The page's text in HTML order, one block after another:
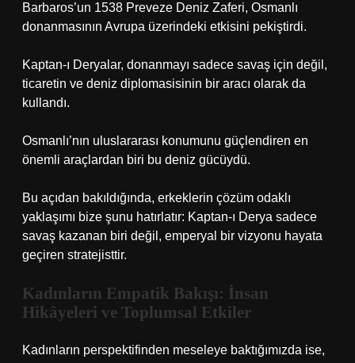
Barbaros’un 1538 Preveze Deniz Zaferi, Osmanlı
donanmasının Avrupa üzerindeki etkisini pekiştirdi.
Kaptan-ı Deryalar, donanmayı sadece savaş için değil,
ticaretin ve deniz diplomasisinin bir aracı olarak da
kullandı.
Osmanlı’nın uluslararası konumunu güçlendiren en
önemli araçlardan biri bu deniz gücüydü.
Bu açıdan bakıldığında, erkeklerin çözüm odaklı
yaklaşımı bize şunu hatırlatır: Kaptan-ı Derya sadece
savaş kazanan biri değil, emperyal bir vizyonu hayata
geçiren stratejisttir.
Kadınların Empatik Bakışı: İnsan
Hikâyeleri ve Toplumsal Etkiler
Kadınların perspektifinden meseleye baktığımızda ise,